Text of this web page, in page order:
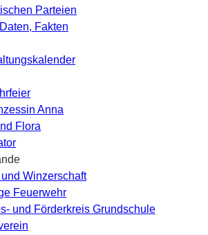
Parteien
Fakten
Anna
Flora
Winzerschaft
Feuerwehr
und Förderkreis Grundschule